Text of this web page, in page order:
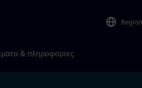
Region
& πληροφορίες